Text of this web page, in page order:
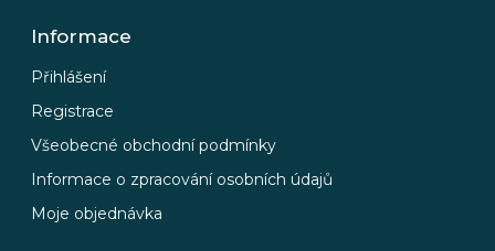
Informace
Přihlášení
Registrace
Všeobecné obchodní podmínky
Informace o zpracování osobních údajů
Moje objednávka